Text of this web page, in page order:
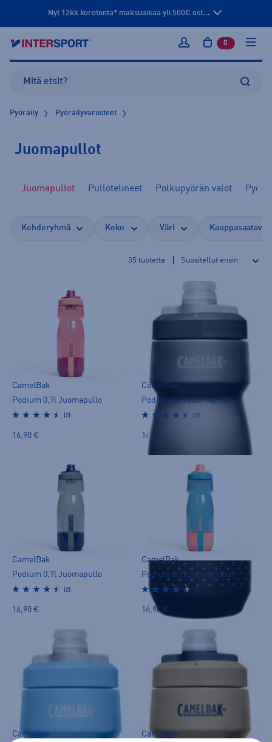
Nyt 12kk korotonta* maksuaikaa yli 500€ ost...
Kirjaudu sisään
0 tuotetta
Pyöräily Pyöräilyvarusteet
Juomapullot
Juomapullot Pullotelineet Polkupyörän valot
Kohderyhmä Koko Väri
35 tuotetta
CamelBak
Podium 0,7l Juomapullo
(2)
16,90 €
CamelBak
Podium 0,7l Juomapullo
(2)
16,90 €
CamelBak
Podium 0,7l Juomapullo
(2)
16,90 €
CamelBak
Podium 0,7l Juomapullo
(2)
16,90 €
CamelBak
CamelBak